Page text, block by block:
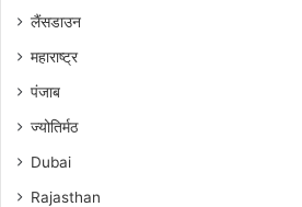
लैंसडाउन
महाराष्ट्र
पंजाब
ज्योतिर्मठ
Dubai
Rajasthan